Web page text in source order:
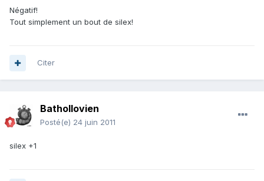
Négatif!
Tout simplement un bout de silex!
Citer
Bathollovien
Posté(e) 24 juin 2011
silex +1